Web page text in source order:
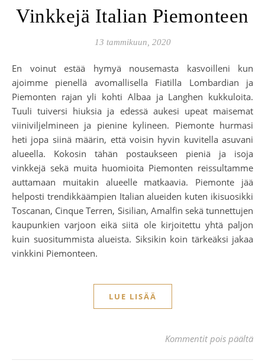
Vinkkejä Italian Piemonteen
13 tammikuun, 2020
En voinut estää hymyä nousemasta kasvoilleni kun
ajoimme pienellä avomallisella Fiatilla Lombardian ja
Piemonten rajan yli kohti Albaa ja Langhen kukkuloita.
Tuuli tuiversi hiuksia ja edessä aukesi upeat maisemat
viiniviljelmineen ja pienine kylineen. Piemonte hurmasi
heti jopa siinä määrin, että voisin hyvin kuvitella asuvani
alueella. Kokosin tähän postaukseen pieniä ja isoja
vinkkejä sekä muita huomioita Piemonten reissultamme
auttamaan muitakin alueelle matkaavia. Piemonte jää
helposti trendikkäämpien Italian alueiden kuten ikisuosikki
Toscanan, Cinque Terren, Sisilian, Amalfin sekä tunnettujen
kaupunkien varjoon eikä siitä ole kirjoitettu yhtä paljon
kuin suositummista alueista. Siksikin koin tärkeäksi jakaa
vinkkini Piemonteen.
LUE LISÄÄ
Kommentit pois päältä